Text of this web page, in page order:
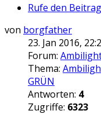
Rufe den
von borgfather
23. Jan 2016,
Forum:
Thema:
GRÜN
Antworten: 4
Zugriffe: 6323